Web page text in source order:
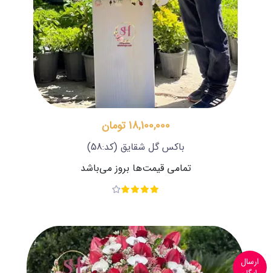
18,100,000 تومان
باکس گل شقایق (کد:58)
تمامی قیمت‌ها بروز می‌باشد
ارسال